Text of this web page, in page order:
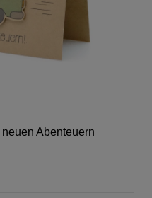
Abenteuern